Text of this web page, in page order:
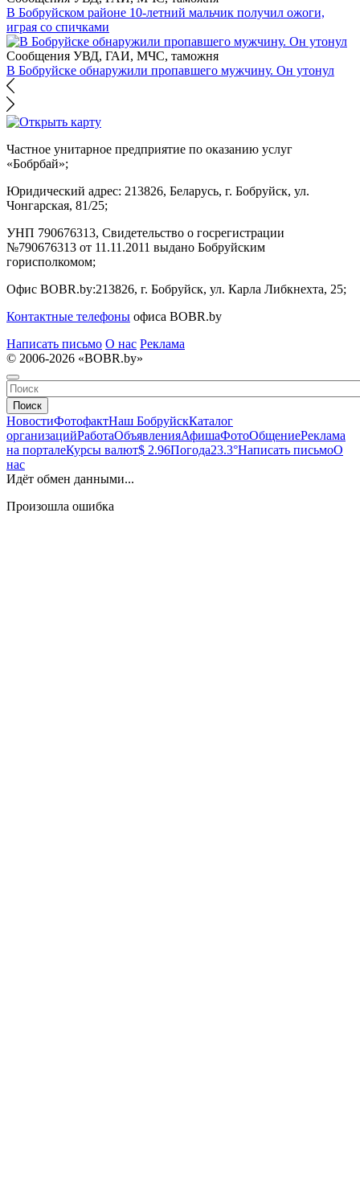
В Бобруйском районе 10-летний мальчик получил ожоги,
играя со спичками
Сообщения УВД, ГАИ, МЧС, таможня
В Бобруйске обнаружили пропавшего мужчину. Он утонул
Частное унитарное предприятие по оказанию услуг
«Бобрбай»;
Юридический адрес: 213826, Беларусь, г. Бобруйск, ул.
Чонгарская, 81/25;
УНП 790676313, Свидетельство о госрегистрации
№790676313 от 11.11.2011 выдано Бобруйским
горисполкомом;
Офис BOBR.by:213826, г. Бобруйск, ул. Карла Либкнехта, 25;
Контактные телефоны офиса BOBR.by
Написать письмо О нас Реклама
© 2006-2026 «BOBR.by»
Поиск
НовостиФотофактНаш БобруйскКаталог
организацийРаботаОбъявленияАфишаФотоОбщениеРеклама
на порталеКурсы валют$ 2.96Погода23.3°Написать письмоО
нас
Идёт обмен данными...
Произошла ошибка